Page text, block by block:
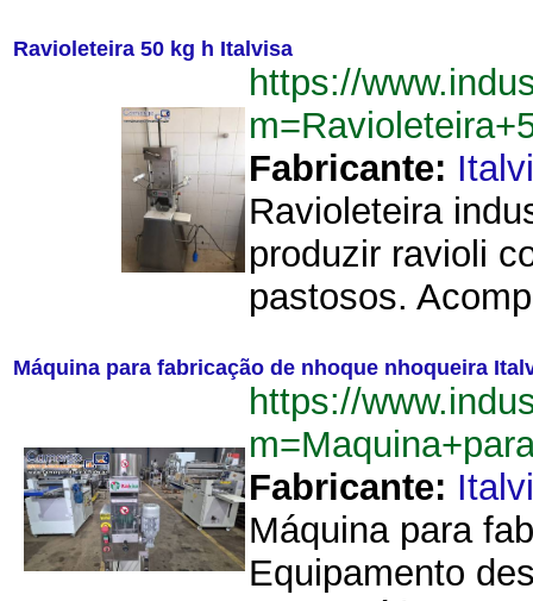
Ravioleteira 50 kg h Italvisa
https://
Fabricante:
Ravioleteira
produzir ravioli
pastosos.
Máquina para fabricação de nhoque nhoqueira
https://
Fabricante:
Máquina para
Equipamento